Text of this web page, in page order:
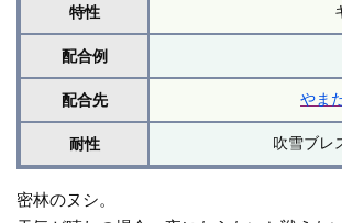
特性
配合例
配合先 やま
耐性 吹雪ブレ
密林のヌシ。